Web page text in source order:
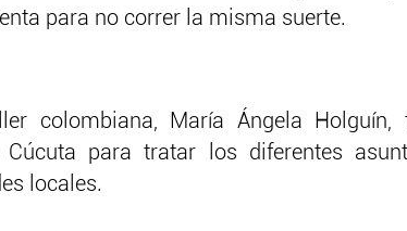
para no correr la misma suerte.
colombiana, María Ángela Holguín,
Cúcuta para tratar los diferentes
locales.